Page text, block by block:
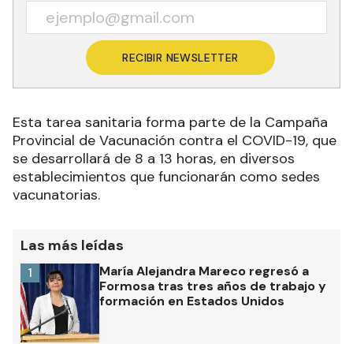
RECIBIR NEWSLETTER
Esta tarea sanitaria forma parte de la Campaña
Provincial de Vacunación contra el COVID-19, que
se desarrollará de 8 a 13 horas, en diversos
establecimientos que funcionarán como sedes
vacunatorias.
Las más leídas
María Alejandra Mareco regresó a
Formosa tras tres años de trabajo y
formación en Estados Unidos
1